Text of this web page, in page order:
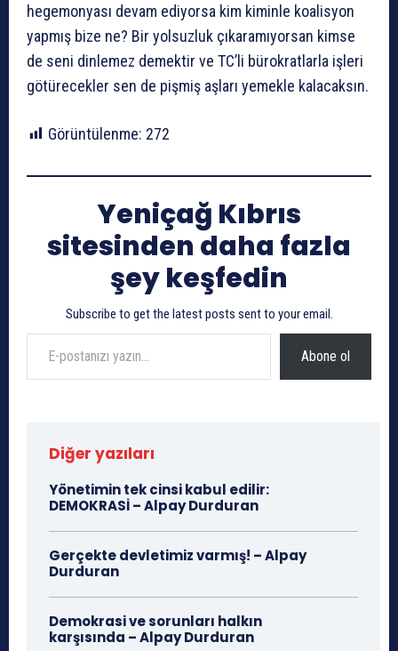
hegemonyası devam ediyorsa kim kiminle koalisyon
yapmış bize ne? Bir yolsuzluk çıkaramıyorsan kimse
de seni dinlemez demektir ve TC’li bürokratlarla işleri
götürecekler sen de pişmiş aşları yemekle kalacaksın.
Görüntülenme: 272
Yeniçağ Kıbrıs
sitesinden daha fazla
şey keşfedin
Subscribe to get the latest posts sent to your email.
E-postanızı yazın…
Abone ol
Diğer yazıları
Yönetimin tek cinsi kabul edilir:
DEMOKRASİ – Alpay Durduran
Gerçekte devletimiz varmış! – Alpay
Durduran
Demokrasi ve sorunları halkın
karşısında – Alpay Durduran